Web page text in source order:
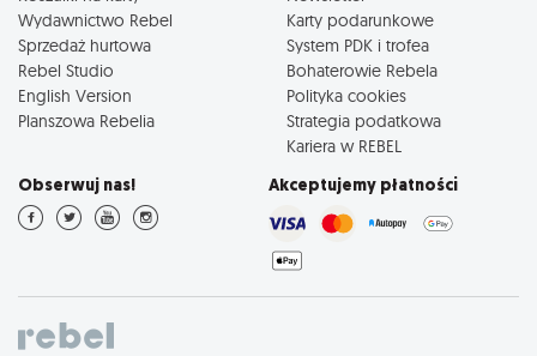
Wydawnictwo Rebel
Sprzedaż hurtowa
Rebel Studio
English Version
Planszowa Rebelia
Karty podarunkowe
System PDK i trofea
Bohaterowie Rebela
Polityka cookies
Strategia podatkowa
Kariera w REBEL
Obserwuj nas! Akceptujemy płatności